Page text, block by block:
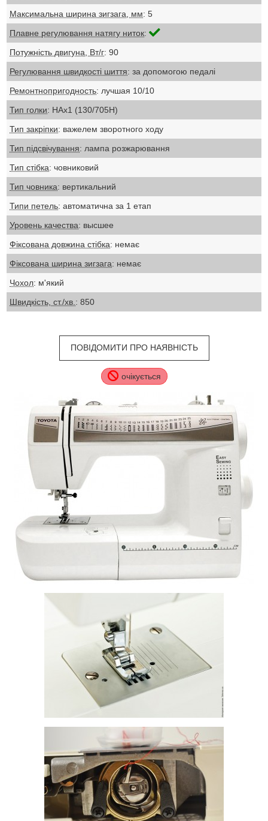
Максимальна ширина зигзага, мм: 5
Плавне регулювання натягу ниток:
Потужність двигуна, Вт/г: 90
Регулювання швидкості шиття: за допомогою педалі
Ремонтнопригодность: лучшая 10/10
Тип голки: НАх1 (130/705Н)
Тип закріпки: важелем зворотного ходу
Тип підсвічування: лампа розжарювання
Тип стібка: човниковий
Тип човника: вертикальний
Типи петель: автоматична за 1 етап
Уровень качества: высшее
Фіксована довжина стібка: немає
Фіксована ширина зигзага: немає
Чохол: м'який
Швидкість, ст./хв. : 850
ПОВІДОМИТИ ПРО НАЯВНІСТЬ
очікується